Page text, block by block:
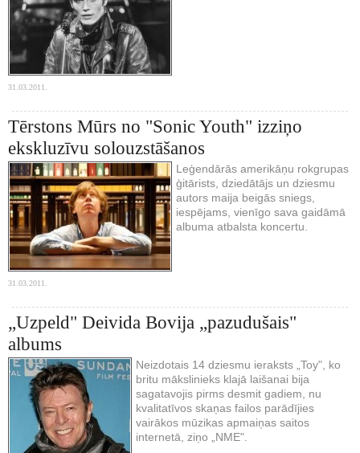
31.03.2011.
Tērstons Mūrs no "Sonic Youth" izziņo
ekskluzīvu solouzstāšanos
Leģendārās amerikāņu rokgrupas
ģitārists, dziedātājs un dziesmu
autors maija beigās sniegs,
iespējams, vienīgo sava gaidāmā
albuma atbalsta koncertu.
31.03.2011.
„Uzpeld" Deivida Bovija „pazudušais"
albums
Neizdotais 14 dziesmu ieraksts „Toy", ko
britu mākslinieks klajā laišanai bija
sagatavojis pirms desmit gadiem, nu
kvalitatīvos skaņas failos parādījies
vairākos mūzikas apmaiņas saitos
internetā, ziņo „NME".